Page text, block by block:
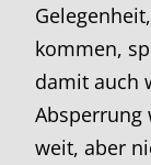
kommen,
damit auch
Absperrung
weit, aber